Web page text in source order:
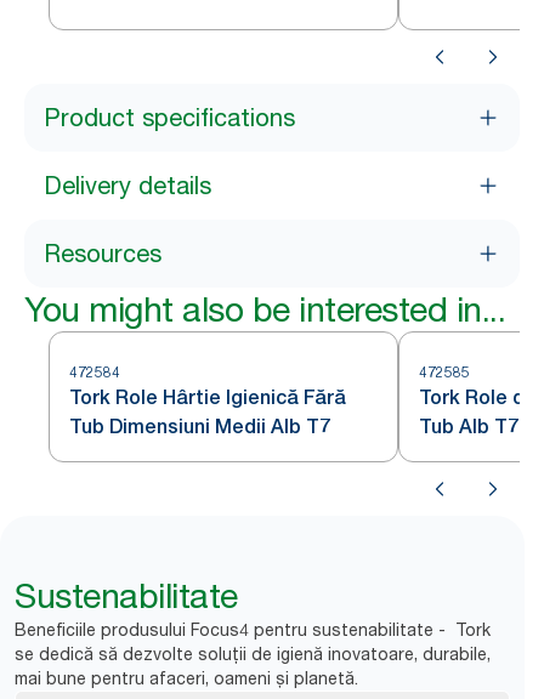
T7
Product specifications
Delivery details
Resources
You might also be interested in...
472584
Tork Role Hârtie Igienică Fără
Tub Dimensiuni Medii Alb T7
472585
Tork Role
Tub Alb T7
Sustenabilitate
Beneficiile produsului Focus4 pentru sustenabilitate - Tork
se dedică să dezvolte soluții de igienă inovatoare, durabile,
mai bune pentru afaceri, oameni și planetă.